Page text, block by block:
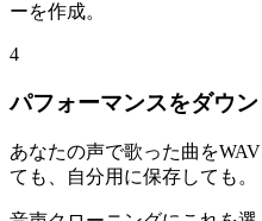
ーを作成。
4
パフォーマンスをダウ
あなたの声で歌った曲を
ても、自分用に保存しても。